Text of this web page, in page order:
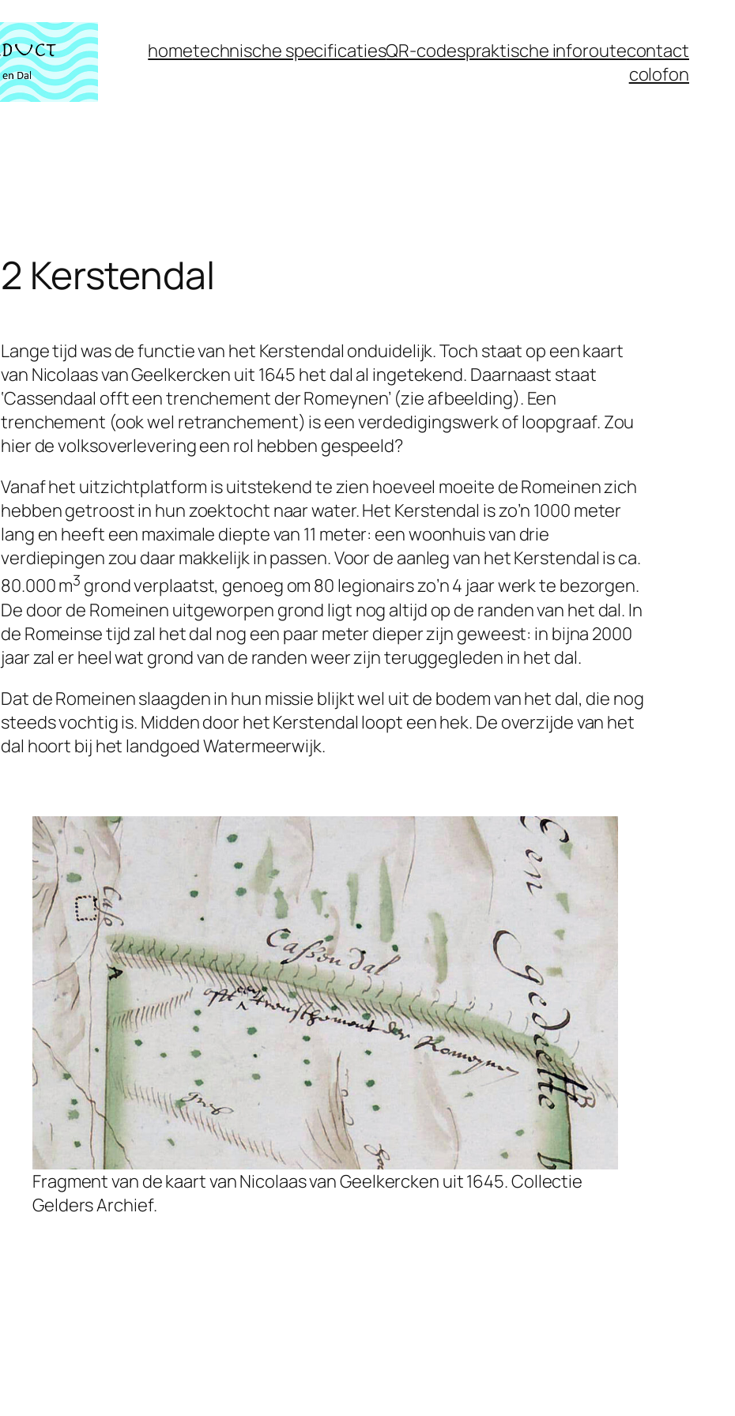
hometechnische specificatiesQR-codespraktische inforoutecontact
colofon
2 Kerstendal
Lange tijd was de functie van het Kerstendal onduidelijk. Toch staat op een kaart
van Nicolaas van Geelkercken uit 1645 het dal al ingetekend. Daarnaast staat
‘Cassendaal offt een trenchement der Romeynen’ (zie afbeelding). Een
trenchement (ook wel retranchement) is een verdedigingswerk of loopgraaf. Zou
hier de volksoverlevering een rol hebben gespeeld?
Vanaf het uitzichtplatform is uitstekend te zien hoeveel moeite de Romeinen zich
hebben getroost in hun zoektocht naar water. Het Kerstendal is zo’n 1000 meter
lang en heeft een maximale diepte van 11 meter: een woonhuis van drie
verdiepingen zou daar makkelijk in passen. Voor de aanleg van het Kerstendal is ca.
80.000 m3 grond verplaatst, genoeg om 80 legionairs zo’n 4 jaar werk te bezorgen.
De door de Romeinen uitgeworpen grond ligt nog altijd op de randen van het dal. In
de Romeinse tijd zal het dal nog een paar meter dieper zijn geweest: in bijna 2000
jaar zal er heel wat grond van de randen weer zijn teruggegleden in het dal.
Dat de Romeinen slaagden in hun missie blijkt wel uit de bodem van het dal, die nog
steeds vochtig is. Midden door het Kerstendal loopt een hek. De overzijde van het
dal hoort bij het landgoed Watermeerwijk.
Fragment van de kaart van Nicolaas van Geelkercken uit 1645. Collectie
Gelders Archief.